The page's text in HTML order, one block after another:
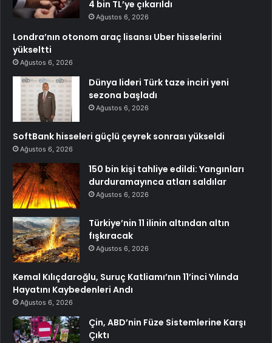
4 bin TL’ye çıkarıldı
Ağustos 6, 2026
Londra’nın otonom araç lisansı Uber hisselerini
yükseltti
Ağustos 6, 2026
Dünya lideri Türk taze inciri yeni
sezona başladı
Ağustos 6, 2026
SoftBank hisseleri güçlü çeyrek sonrası yükseldi
Ağustos 6, 2026
150 bin kişi tahliye edildi: Yangınları
durduramayınca atları saldılar
Ağustos 6, 2026
Türkiye’nin 11 ilinin altından altın
fışkıracak
Ağustos 6, 2026
Kemal Kılıçdaroğlu, Suruç Katliamı’nın 11’inci Yılında
Hayatını Kaybedenleri Andı
Ağustos 6, 2026
Çin, ABD’nin Füze Sistemlerine Karşı
Çıktı